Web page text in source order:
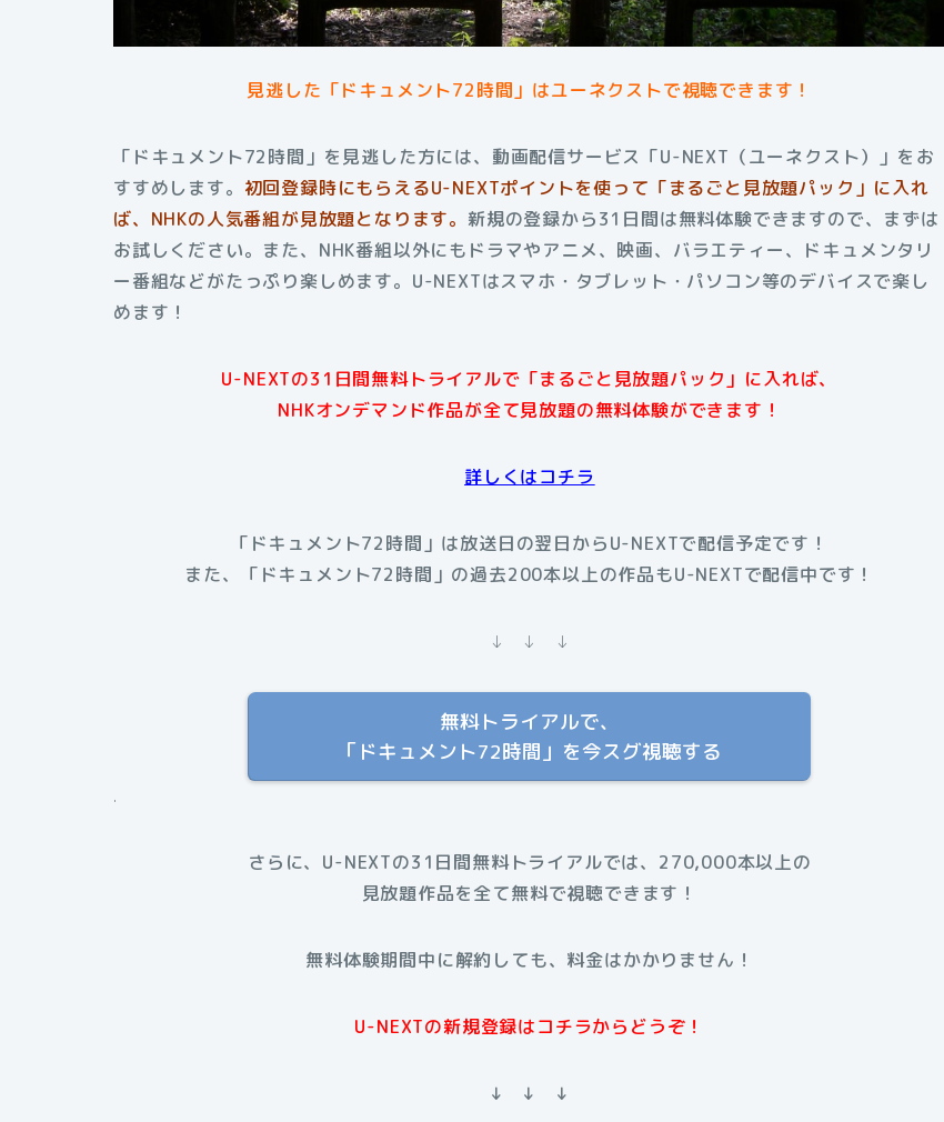
見逃した「ドキュメント72時間」はユーネクストで視聴できます！
「ドキュメント72時間」を見逃した方には、動画配信サービス「U-NEXT（ユーネクスト）」をお
すすめします。 初回登録時にもらえるU-NEXTポイントを使って「まるごと見放題パック」に入れ
ば、NHKの人気番組が見放題となります。 新規の登録から31日間は無料体験できますので、まずは
お試しください。また、NHK番組以外にもドラマやアニメ、映画、バラエティー、ドキュメンタリ
ー番組などがたっぷり楽しめます。U-NEXTはスマホ・タブレット・パソコン等のデバイスで楽し
めます！
U-NEXTの31日間無料トライアルで「まるごと見放題パック」に入れば、
NHKオンデマンド作品が全て見放題の無料体験ができます！
詳しくはコチラ
「ドキュメント72時間」は放送日の翌日からU-NEXTで配信予定です！
また、「ドキュメント72時間」の過去200本以上の作品もU-NEXTで配信中です！
↓ ↓ ↓
無料トライアルで、
「ドキュメント72時間」を今スグ視聴する
.
さらに、U-NEXTの31日間無料トライアルでは、270,000本以上の
見放題作品を全て無料で視聴できます！
無料体験期間中に解約しても、料金はかかりません！
U-NEXTの新規登録はコチラからどうぞ！
↓ ↓ ↓